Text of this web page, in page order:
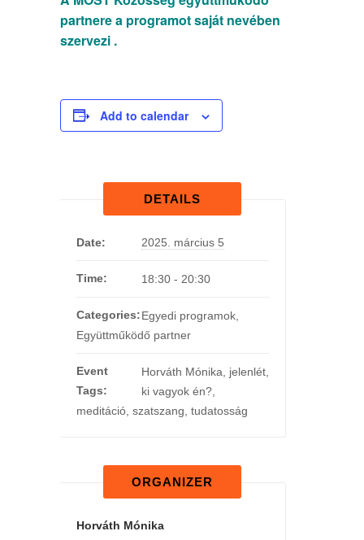
partnere a programot saját nevében
szervezi .
Add to calendar
DETAILS
Date: 2025. március 5
Time: 18:30 - 20:30
Categories:Egyedi programok,
Együttműködő partner
Event
Tags:
Horváth Mónika jelenlét,
ki vagyok én?,
meditáció, szatszang tudatosság
ORGANIZER
Horváth Mónika